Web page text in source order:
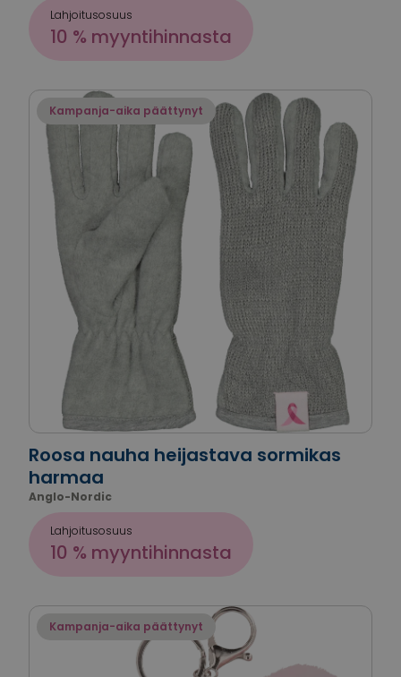
Lahjoitusosuus
10 % myyntihinnasta
Kampanja-aika päättynyt
Roosa nauha heijastava sormikas
harmaa
Anglo-Nordic
Lahjoitusosuus
10 % myyntihinnasta
Kampanja-aika päättynyt